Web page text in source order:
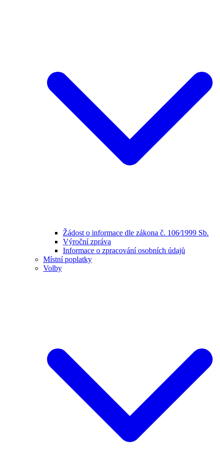
Žádost o informace dle zákona č. 106⁄1999 Sb.
Výroční zpráva
Informace o zpracování osobních údajů
Místní poplatky
Volby